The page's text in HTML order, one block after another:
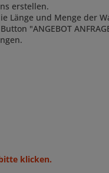
erstellen.
Länge und Menge der
"ANGEBOT
klicken.